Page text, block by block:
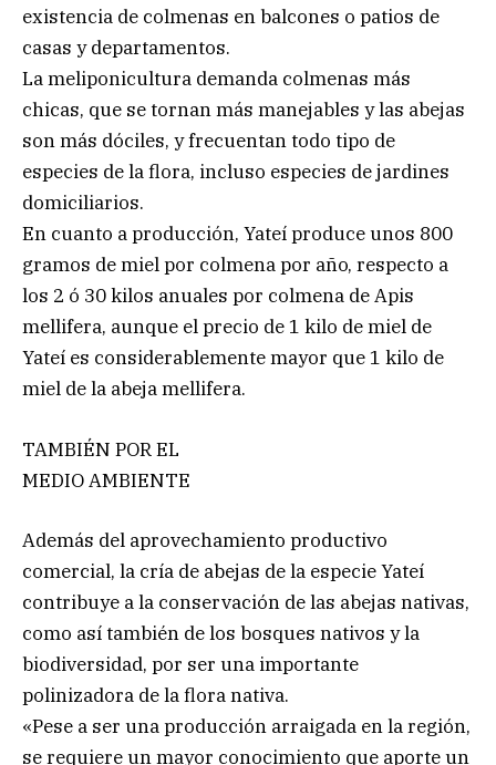
existencia de colmenas en balcones o patios de
casas y departamentos.
La meliponicultura demanda colmenas más
chicas, que se tornan más manejables y las abejas
son más dóciles, y frecuentan todo tipo de
especies de la flora, incluso especies de jardines
domiciliarios.
En cuanto a producción, Yateí produce unos 800
gramos de miel por colmena por año, respecto a
los 2 ó 30 kilos anuales por colmena de Apis
mellifera, aunque el precio de 1 kilo de miel de
Yateí es considerablemente mayor que 1 kilo de
miel de la abeja mellifera.
TAMBIÉN POR EL
MEDIO AMBIENTE
Además del aprovechamiento productivo
comercial, la cría de abejas de la especie Yateí
contribuye a la conservación de las abejas nativas,
como así también de los bosques nativos y la
biodiversidad, por ser una importante
polinizadora de la flora nativa.
«Pese a ser una producción arraigada en la región,
se requiere un mayor conocimiento que aporte un